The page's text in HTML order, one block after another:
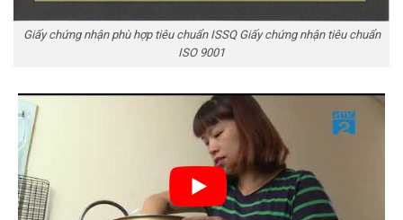
Giấy chứng nhận phù hợp tiêu chuẩn ISSQ Giấy chứng nhận tiêu chuẩn
ISO 9001